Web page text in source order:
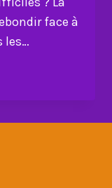
face à
les…